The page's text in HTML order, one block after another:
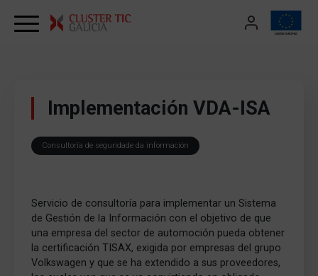
Implementación VDA-ISA
Consultoría de seguridade da información
Servicio de consultoría para implementar un Sistema
de Gestión de la Información con el objetivo de que
una empresa del sector de automoción pueda obtener
la certificación TISAX, exigida por empresas del grupo
Volkswagen y que se ha extendido a sus proveedores,